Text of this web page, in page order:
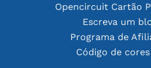
Opencircuit Cartão
Escreva um
Programa de
Código de